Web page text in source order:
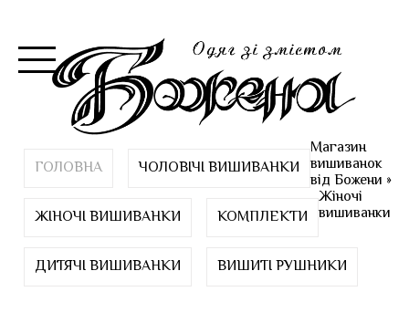
ГОЛОВНА ЧОЛОВІЧІ ВИШИВАНКИ
ЖІНОЧІ ВИШИВАНКИ КОМПЛЕКТИ
ДИТЯЧІ ВИШИВАНКИ ВИШИТІ РУШНИКИ
Магазин
вишиванок
від Божени »
Жіночі
вишиванки